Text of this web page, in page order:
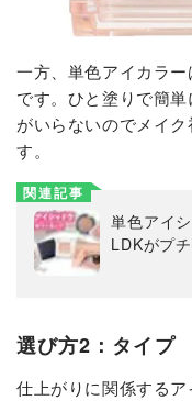
一方、単色アイカラ
です。ひと塗りで簡
がいらないのでメイ
す。
関連記事
単色アイ
LDKがプ
選び方2：タイプ
仕上がりに関係する